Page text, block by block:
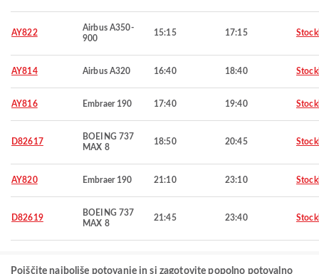
AY822
Airbus A350-
900
15:15 17:15
AY814 Airbus A320 16:40 18:40
AY816 Embraer 190 17:40 19:40
D82617
BOEING 737
MAX 8
18:50 20:45
AY820 Embraer 190 21:10 23:10
D82619
BOEING 737
MAX 8
21:45 23:40
Poiščite najboljše potovanje in si zagotovite popolno potovalno